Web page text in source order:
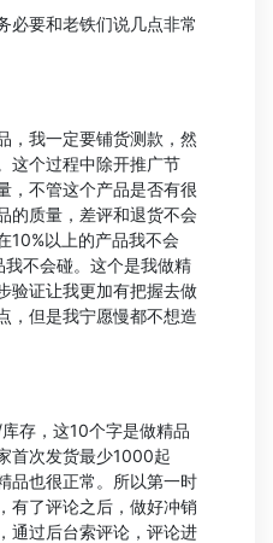
要和老铁们说几点非常
我一定要铺货测款，然
这个过程中除开推广节
，不管这个产品是否有很
的质量，差评和退货不会
10%以上的产品我不会
不会碰。这个是我做精
验证让我更加有把握去做
，但是我宁愿慢都不想造
，这10个字是做精品
首次发货最少1000起
品也很正常。所以第一时
有了评论之后，做好冲销
通过后台索评论，评论进